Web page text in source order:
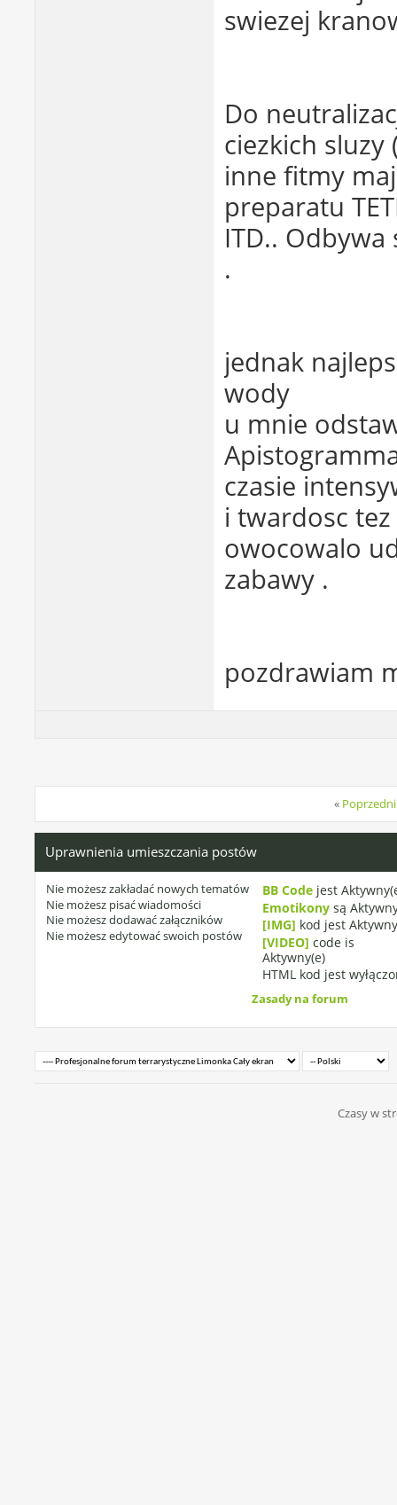
swiezej
Do
ciezkich sluzy
inne fitmy
preparatu
ITD..
.
jednak
wody
u mnie
czasie
i twardosc
owocowalo
zabawy .
pozdrawiam
«
Uprawnienia umieszczania postów
Nie możeszzakładać nowych tematów
Nie możesz pisać wiadomości
Nie możeszdodawać załączników
Nie możeszedytować swoich postów
BB Codejest
Emotikonysą
[IMG] kod jest
[VIDEO] code is
Aktywny(e)
HTML kod jest
Zasady na forum
Czasy w